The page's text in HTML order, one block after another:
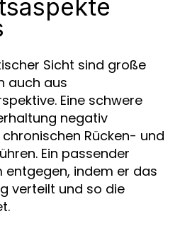
Sicht sind große
auch aus
Eine schwere
negativ
Rücken- und
Ein passender
entgegen, indem er das
verteilt und so die